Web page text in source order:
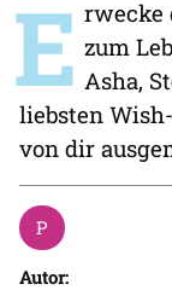
E rwecke
zum
Asha,
liebsten
von dir
Autor: